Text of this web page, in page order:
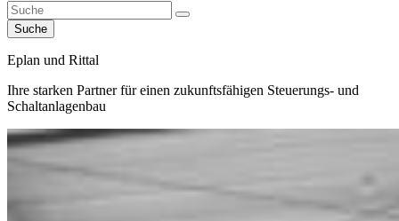
Suche
Eplan und Rittal
Ihre starken Partner für einen zukunftsfähigen Steuerungs- und
Schaltanlagenbau